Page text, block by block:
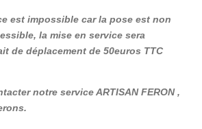
est impossible car la pose est non
la mise en service sera
de déplacement de 50euros TTC
notre service ARTISAN FERON ,